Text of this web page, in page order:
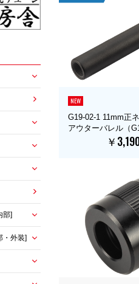
部]
・外装]
NEW
G19-02-1 11mm正
アウターバレル（
￥